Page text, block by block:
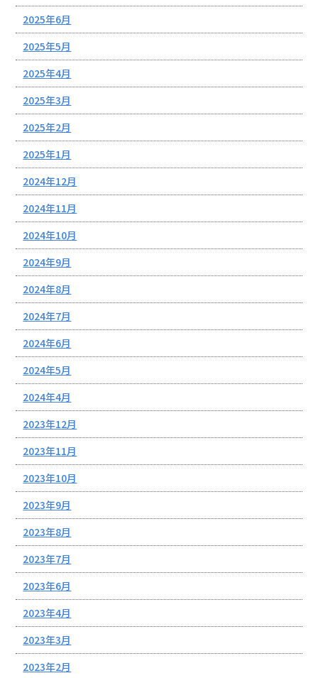
2025年6月
2025年5月
2025年4月
2025年3月
2025年2月
2025年1月
2024年12月
2024年11月
2024年10月
2024年9月
2024年8月
2024年7月
2024年6月
2024年5月
2024年4月
2023年12月
2023年11月
2023年10月
2023年9月
2023年8月
2023年7月
2023年6月
2023年4月
2023年3月
2023年2月